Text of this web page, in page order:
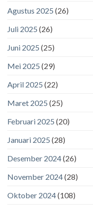
Agustus 2025 (26)
Juli 2025 (26)
Juni 2025 (25)
Mei 2025 (29)
April 2025 (22)
Maret 2025 (25)
Februari 2025 (20)
Januari 2025 (28)
Desember 2024(26)
November 2024(28)
Oktober 2024(108)